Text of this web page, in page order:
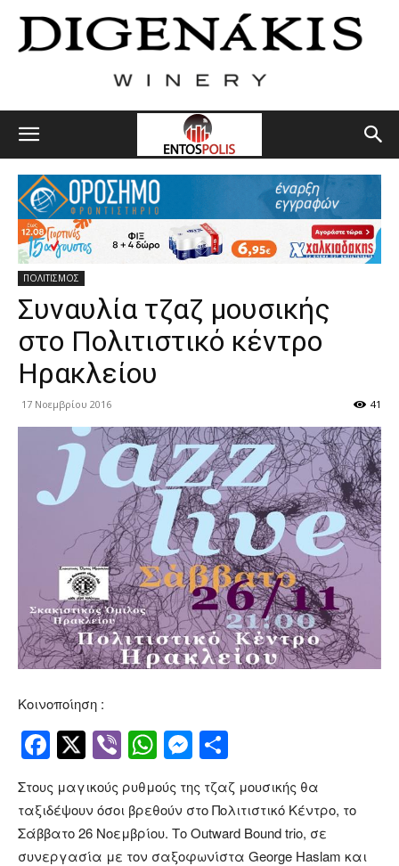
ΠΟΛΙΤΙΣΜΟΣ
Συναυλία τζαζ μουσικής
στο Πολιτιστικό κέντρο
Ηρακλείου
17 Νοεμβρίου 2016 41
Κοινοποίηση :
Facebook
Twitter
ViberWhatsApp
Messenger
Στους μαγικούς ρυθμούς της τζαζ μουσικής θα
ταξιδέψουν όσοι βρεθούν στο Πολιτιστικό Κέντρο, το
Σάββατο 26 Νοεμβρίου. Το Outward Bound trio, σε
συνεργασία με τον σαξοφωνίστα George Haslam και